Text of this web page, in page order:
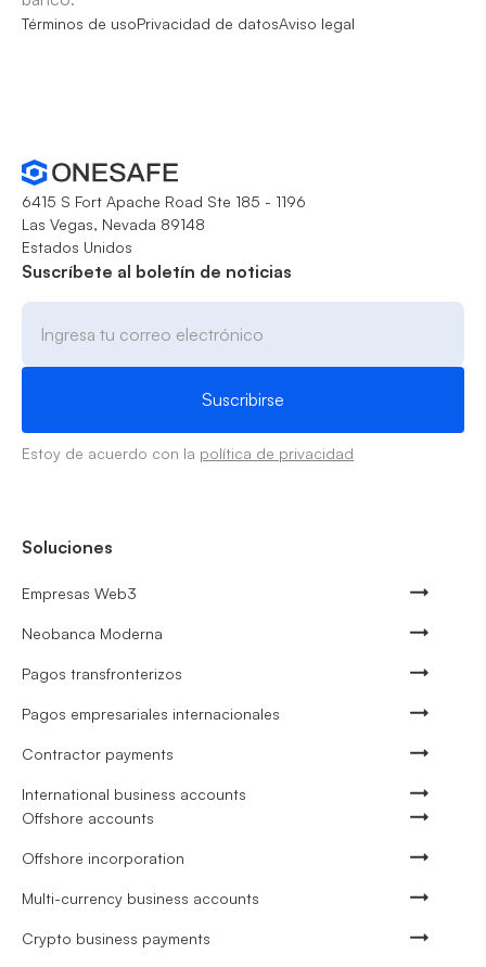
Términos de usoPrivacidad de datosAviso legal
6415 S Fort Apache Road Ste 185 - 1196
Las Vegas, Nevada 89148
Estados Unidos
Suscríbete al boletín de noticias
Estoy de acuerdo con la política de privacidad
Soluciones
Empresas Web3
Neobanca Moderna
Pagos transfronterizos
Pagos empresariales internacionales
Contractor payments
International business accounts
Offshore accounts
Offshore incorporation
Multi-currency business accounts
Crypto business payments